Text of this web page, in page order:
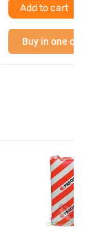
Add to cart
Buy in one click